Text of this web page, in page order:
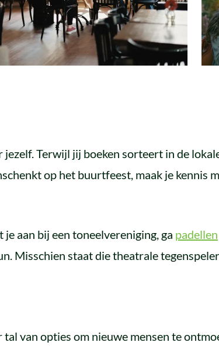
jezelf. Terwijl jij boeken sorteert in de
op het buurtfeest, maak je kennis
aan bij een toneelvereniging, ga padellen
Misschien staat die theatrale
van opties om nieuwe mensen te